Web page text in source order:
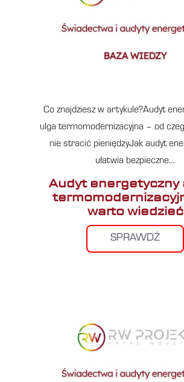
Co znajdziesz w artykule?Audyt
ulga termomodernizacyjna – od
nie stracić pieniędzyJak audyt
ułatwia bezpieczne…
Audyt energetyczny
warto wiedzieć
SPRAWDŹ